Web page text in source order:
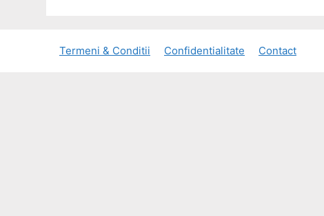
Termeni & Conditii Confidentialitate Contact